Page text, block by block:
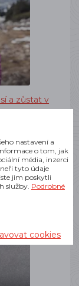
a zůstat v
brzká
jak
sílu.
se
nastavení a
o tom, jak
média, inzerci
tyto údaje
jim poskytli
služby. Podrobné
cookies